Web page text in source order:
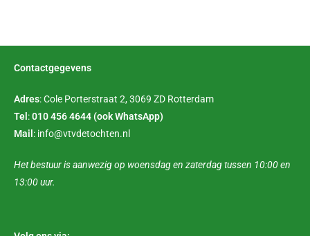
Contactgegevens
Adres: Cole Porterstraat 2, 3069 ZD Rotterdam
Tel :010 456 4644 (ook WhatsApp)
Mail : info@vtvdetochten.nl
Het bestuur is aanwezig op woensdag en zaterdag tussen 10:00 en
13:00 uur.